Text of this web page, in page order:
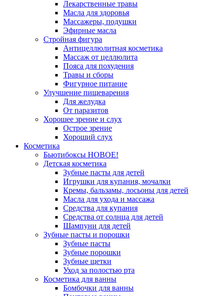
Лекарственные травы
Масла для здоровья
Массажеры, подушки
Эфирные масла
Стройная фигура
Антицеллюлитная косметика
Массаж от целлюлита
Пояса для похудения
Травы и сборы
Фигурное питание
Улучшение пищеварения
Для желудка
От паразитов
Хорошее зрение и слух
Острое зрение
Хороший слух
Косметика
Бьютибоксы НОВОЕ!
Детская косметика
Зубные пасты для детей
Игрушки для купания, мочалки
Кремы, бальзамы, лосьоны для детей
Масла для ухода и массажа
Средства для купания
Средства от солнца для детей
Шампуни для детей
Зубные пасты и порошки
Зубные пасты
Зубные порошки
Зубные щетки
Уход за полостью рта
Косметика для ванны
Бомбочки для ванны